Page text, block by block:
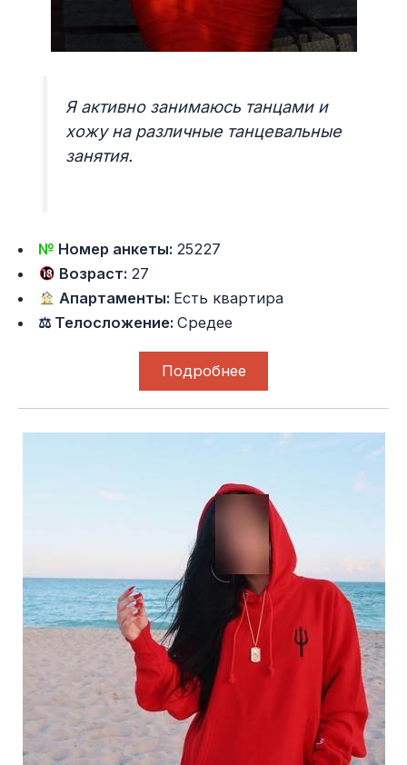
Я активно занимаюсь танцами и
хожу на различные танцевальные
занятия.
№ Номер анкеты: 25227
Возраст: 27
Апартаменты: Есть квартира
⚖ Телосложение:Средее
Подробнее